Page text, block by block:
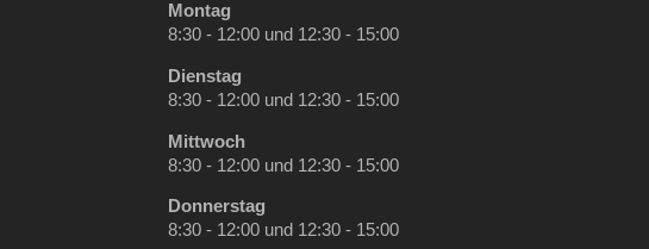
Montag
8:30 - 12:00 und 12:30 - 15:00
Dienstag
8:30 - 12:00 und 12:30 - 15:00
Mittwoch
8:30 - 12:00 und 12:30 - 15:00
Donnerstag
8:30 - 12:00 und 12:30 - 15:00